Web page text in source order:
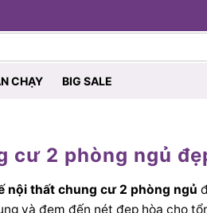
CHẠY BIG SALE
cư 2 phòng ngủ
nội thất chung cư 2 phòng ngủ
và đem đến nét đẹp hòa cho